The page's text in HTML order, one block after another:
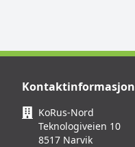
Kontaktinformasjon
KoRus-Nord
Teknologiveien 10
8517 Narvik